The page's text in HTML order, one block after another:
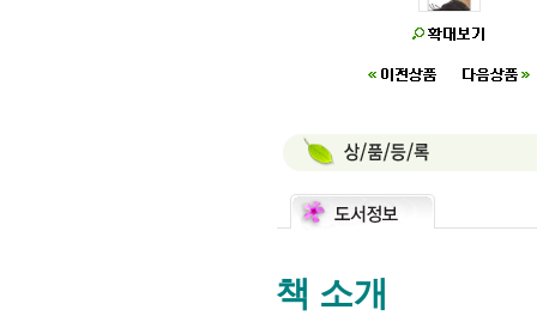
책 소개